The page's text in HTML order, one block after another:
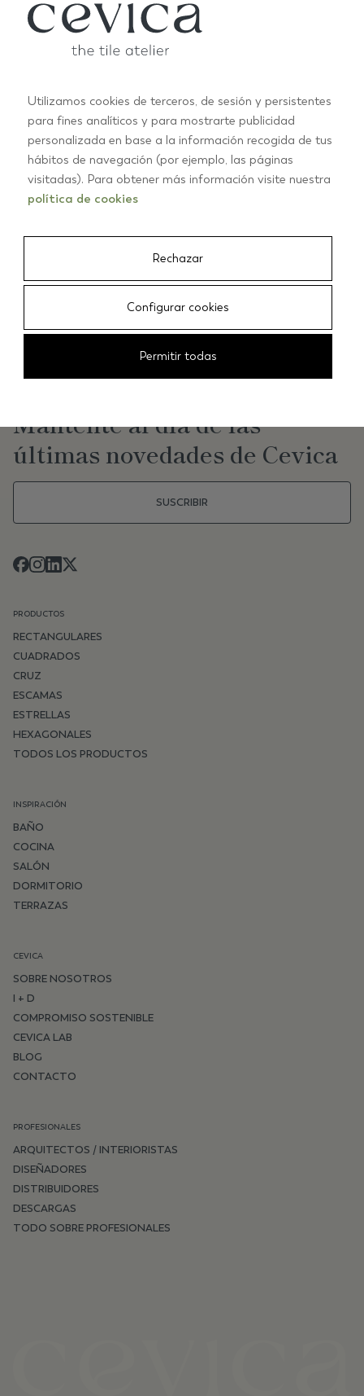
ANTIC PASTELS
+10
ALASKA 7,5X30 VERDE PROVENZA
NEWSLETTER
Mantente al día de las
últimas novedades de Cevica
SUSCRIBIR
PRODUCTOS
RECTANGULARES
CUADRADOS
CRUZ
ESCAMAS
ESTRELLAS
HEXAGONALES
TODOS LOS PRODUCTOS
INSPIRACIÓN
BAÑO
COCINA
SALÓN
DORMITORIO
TERRAZAS
CEVICA
SOBRE NOSOTROS
I + D
COMPROMISO SOSTENIBLE
CEVICA LAB
BLOG
CONTACTO
PROFESIONALES
ARQUITECTOS / INTERIORISTAS
DISEÑADORES
DISTRIBUIDORES
DESCARGAS
TODO SOBRE PROFESIONALES
Utilizamos cookies de terceros, de sesión y persistentes
para fines analíticos y para mostrarte publicidad
personalizada en base a la información recogida de tus
hábitos de navegación (por ejemplo, las páginas
visitadas). Para obtener más información visite nuestra
política de cookies
Rechazar
Configurar cookies
Permitir todas